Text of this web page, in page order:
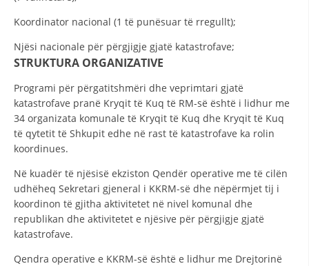
STACIONIN E UJIT SHPËTIMIT – VODNO
EOK E CK
PROJEKTE
MARRDHËNJE ME PUBLIKUN
BASHKËPUNIM NDËRKOMBËTAR
MARRËVESHJE
Koordinator nacional (1 të punësuar të rregullt);
Njësi nacionale për përgjigje gjatë katastrofave;
STRUKTURA ORGANIZATIVE
Programi për përgatitshmëri dhe veprimtari gjatë
katastrofave pranë Kryqit të Kuq të RM-së është i lidhur me
34 organizata komunale të Kryqit të Kuq dhe Kryqit të Kuq
të qytetit të Shkupit edhe në rast të katastrofave ka rolin
koordinues.
Në kuadër të njësisë ekziston Qendër operative me të cilën
udhëheq Sekretari gjeneral i KKRM-së dhe nëpërmjet tij i
koordinon të gjitha aktivitetet në nivel komunal dhe
republikan dhe aktivitetet e njësive për përgjigje gjatë
katastrofave.
Qendra operative e KKRM-së është e lidhur me Drejtorinë